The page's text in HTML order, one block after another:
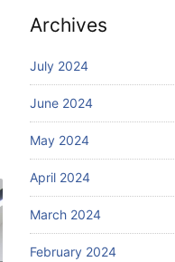
Archives
July 2024
June 2024
May 2024
April 2024
March 2024
February 2024